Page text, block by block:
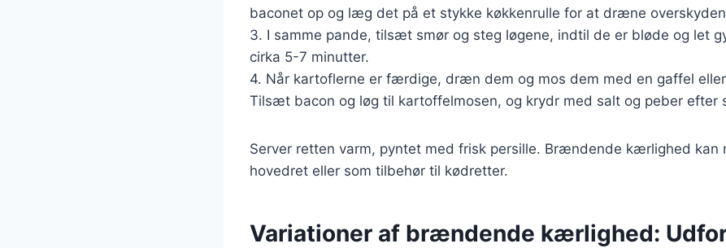
baconet op og læg det på et stykke køkkenrulle for at dræne
3. I samme pande, tilsæt smør og steg løgene, indtil de er bløde og let
cirka 5-7 minutter.
4. Når kartoflerne er færdige, dræn dem og mos dem med en gaffel
Tilsæt bacon og løg til kartoffelmosen, og krydr med salt og peber efter
Server retten varm, pyntet med frisk persille. Brændende kærlighed kan
hovedret eller som tilbehør til kødretter.
Variationer af brændende kærlighed: